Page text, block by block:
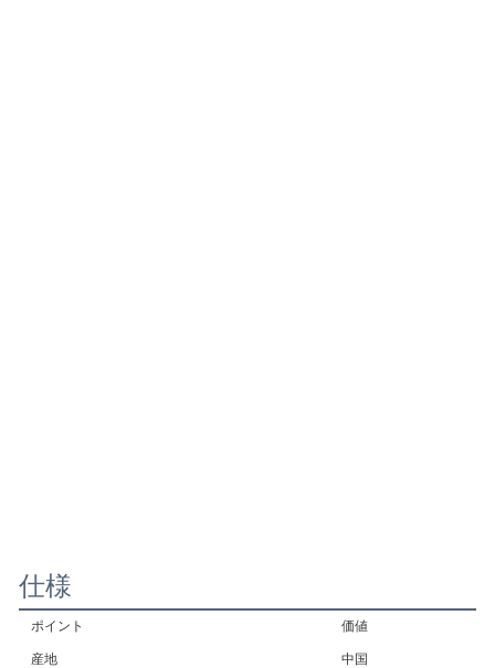
仕様
ポイント 価値
産地 中国